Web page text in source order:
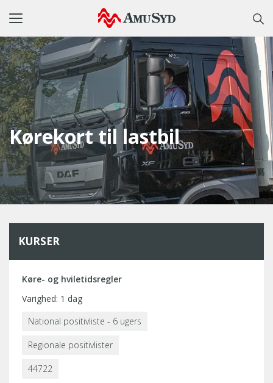
Toggle
Kørekort til lastbil
KURSER
Køre- og hviletidsregler
National positivliste - 6 ugers
Regionale positivlister
44722
Varighed: 1 dag